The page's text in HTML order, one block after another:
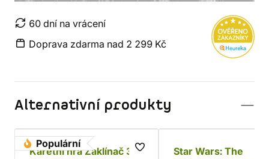
60 dní na vrácení
Doprava zdarma nad 2 299 Kč
Alternativní produkty
Populární
Karetní hra Zaklínač 3:
Star Wars: The